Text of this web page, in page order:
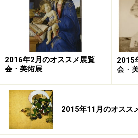
鳥と飛行船（空飛ぶもの）。
もの）。右端の女性と左端の
つもの）。この作品には、い
もの」と「人工のもの」のそ
かります。ちなみに女性は名
スワンソンの絵葉書をもとに
2016年2月のオススメ展覧
会・美術展
2015
会・
2015年11月のオスス